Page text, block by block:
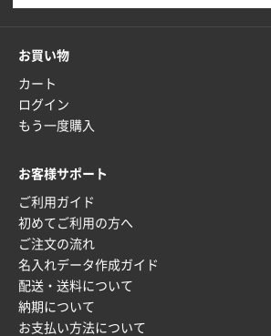
ワンポイント箔押し紙袋 M横サイ
2025年12月22日 03:31
神奈川県S社様
2025年12月16日 10:39
短納期対応が素晴らしい
富山県O社様
uni ジェットストリーム 07
2025年12月09日 14:04
安い、早い
お買い物
カート
ログイン
もう一度購入
お客様サポート
ご利用ガイド
初めてご利用の方へ
ご注文の流れ
名入れデータ作成ガイド
配送・送料について
納期について
お支払い方法について